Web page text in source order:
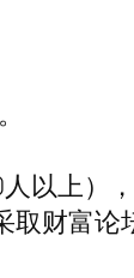
以上），
取财富论